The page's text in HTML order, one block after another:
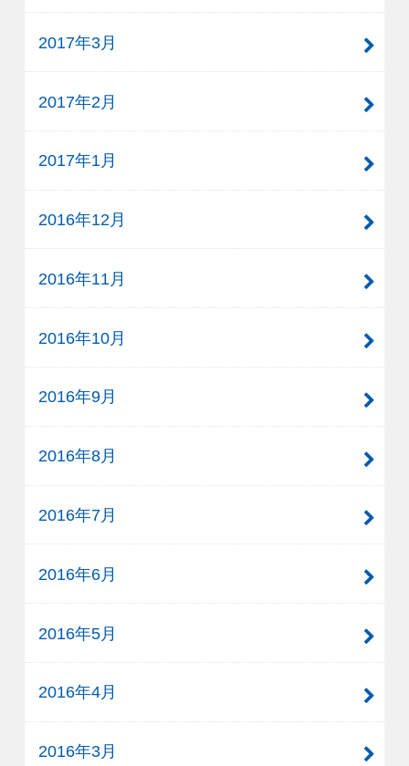
2017年3月
2017年2月
2017年1月
2016年12月
2016年11月
2016年10月
2016年9月
2016年8月
2016年7月
2016年6月
2016年5月
2016年4月
2016年3月